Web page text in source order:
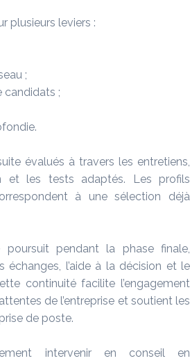
plusieurs leviers :
;
candidats ;
évalués à travers les entretiens,
et les tests adaptés. Les profils
à une sélection déjà
poursuit pendant la phase finale,
échanges, l’aide à la décision et le
continuité facilite l’engagement
de l’entreprise et soutient les
de poste.
intervenir en conseil en